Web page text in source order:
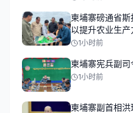
柬埔寨磅通省
以提升农业生产
1小时前
柬埔寨宪兵副
1小时前
柬埔寨副首相